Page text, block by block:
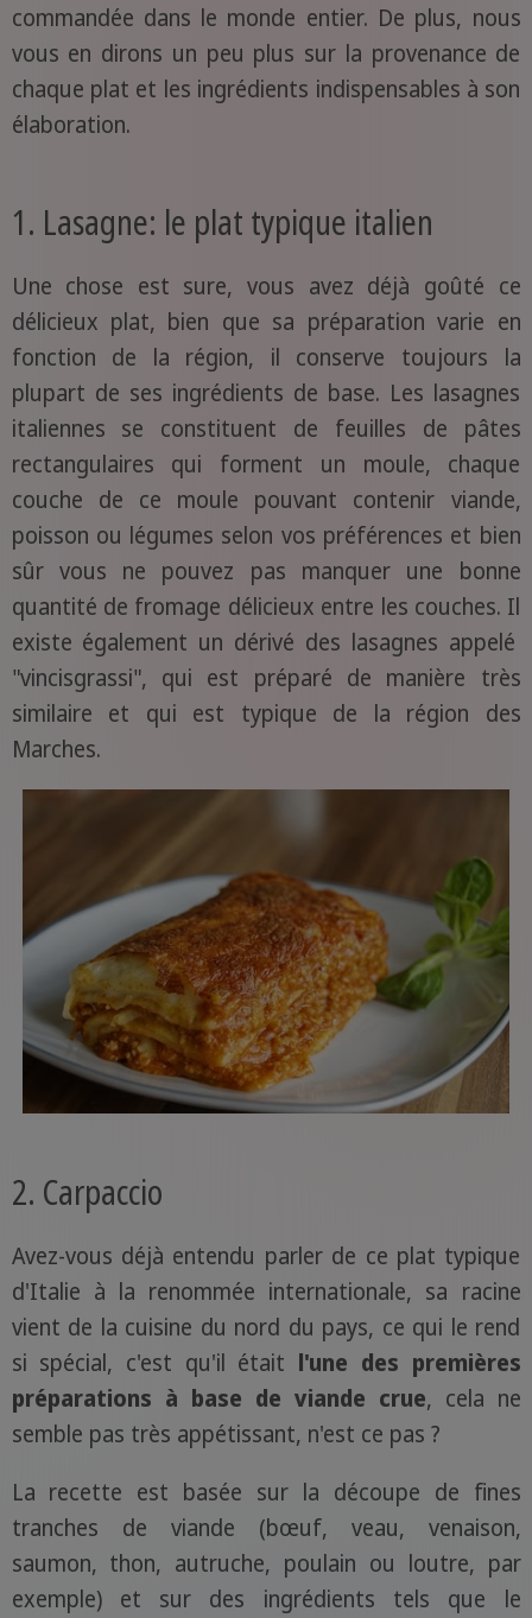
commandée dans le monde entier. De plus, nous
vous en dirons un peu plus sur la provenance de
chaque plat et les ingrédients indispensables à son
élaboration.
1. Lasagne: le plat typique italien
Une chose est sure, vous avez déjà goûté ce
délicieux plat, bien que sa préparation varie en
fonction de la région, il conserve toujours la
plupart de ses ingrédients de base. Les lasagnes
italiennes se constituent de feuilles de pâtes
rectangulaires qui forment un moule, chaque
couche de ce moule pouvant contenir viande,
poisson ou légumes selon vos préférences et bien
sûr vous ne pouvez pas manquer une bonne
quantité de fromage délicieux entre les couches. Il
existe également un dérivé des lasagnes appelé
"vincisgrassi", qui est préparé de manière très
similaire et qui est typique de la région des
Marches.
2. Carpaccio
Avez-vous déjà entendu parler de ce plat typique
d'Italie à la renommée internationale, sa racine
vient de la cuisine du nord du pays, ce qui le rend
si spécial, c'est qu'il était l'une des premières
préparations à base de viande crue, cela ne
semble pas très appétissant, n'est ce pas ?
La recette est basée sur la découpe de fines
tranches de viande (bœuf, veau, venaison,
saumon, thon, autruche, poulain ou loutre, par
exemple) et sur des ingrédients tels que le